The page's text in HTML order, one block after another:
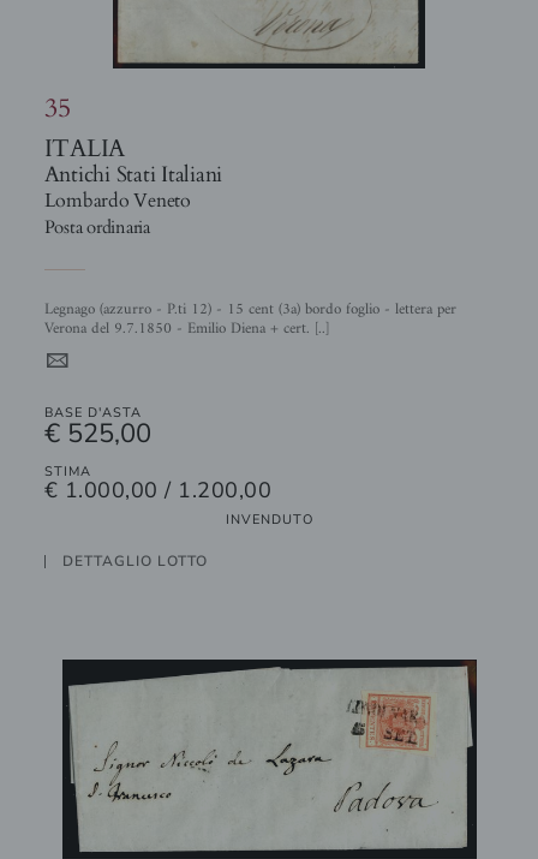
35
ITALIA
Antichi Stati Italiani
Lombardo Veneto
Posta ordinaria
Legnago (azzurro - P.ti 12) - 15 cent (3a) bordo foglio - lettera per
Verona del 9.7.1850 - Emilio Diena + cert. [..]
4
BASE D'ASTA
€ 525,00
STIMA
€ 1.000,00 / 1.200,00
INVENDUTO
DETTAGLIO LOTTO